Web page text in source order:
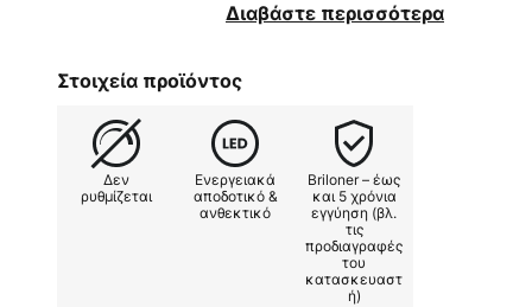
στοιχείο στο σαλόνι, το
συνειδητή κατανάλωση
στοιχείο φωτισμού, αλλά και μια
που υποστηρίζεται από τη χρήση
πλαστικό υλικό του εξασφαλίζει
συντήρηση.
Διαβάστε περισσότερα
Στοιχεία προϊόντος
Δεν
ρυθμίζεται
Ενεργειακά
αποδοτικό &
ανθεκτικό
Briloner – έως
και 5 χρόνια
εγγύηση (βλ.
τις
προδιαγραφές
του
κατασκευαστ
ή)